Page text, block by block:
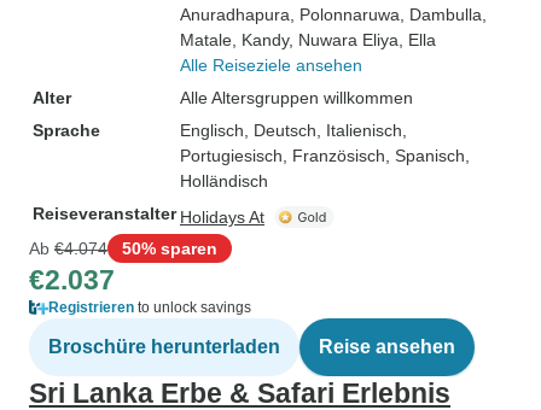
Anuradhapura , Polonnaruwa , Dambulla
Matale , Kandy, Nuwara Eliya , Ella
Alle Reiseziele ansehen
Alter
Alle Altersgruppen willkommen
Sprache
Englisch, Deutsch, Italienisch,
Portugiesisch, Französisch, Spanisch,
Holländisch
Reiseveranstalter Holidays At
Ab €4.074 50% sparen
€2.037
Registrieren to unlock savings
Broschüre herunterladen Reise ansehen
Sri Lanka Erbe & Safari Erlebnis